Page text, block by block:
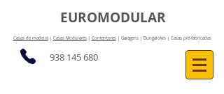
EUROMODULAR
Casas de madeira| Casas Modulares| Contentores| Garagens | Bungalows | Casas pré-fabricadas
938 145 680